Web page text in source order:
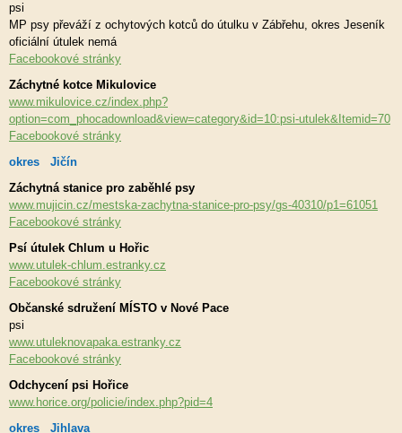
psi
MP psy převáží z ochytových kotců do útulku v Zábřehu, okres Jeseník
oficiální útulek nemá
Facebookové stránky
Záchytné kotce Mikulovice
www.mikulovice.cz/index.php?
option=com_phocadownload&view=category&id=10:psi-utulek&Itemid=70
Facebookové stránky
okres Jičín
Záchytná stanice pro zaběhlé psy
www.mujicin.cz/mestska-zachytna-stanice-pro-psy/gs-40310/p1=61051
Facebookové stránky
Psí útulek Chlum u Hořic
www.utulek-chlum.estranky.cz
Facebookové stránky
Občanské sdružení MÍSTO v Nové Pace
psi
www.utuleknovapaka.estranky.cz
Facebookové stránky
Odchycení psi Hořice
www.horice.org/policie/index.php?pid=4
okres Jihlava